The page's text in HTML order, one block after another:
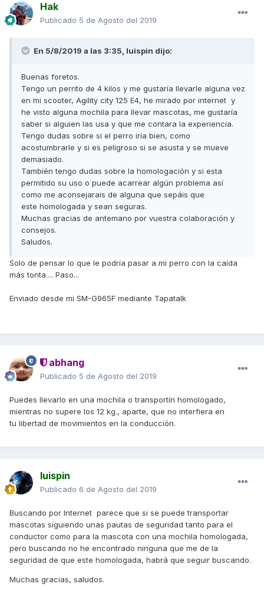
Hak
Publicado 5 de Agosto del 2019
En 5/8/2019 a las 3:35, luispin dijo:
Buenas foretos.
Tengo un perrito de 4 kilos y me gustaría llevarle alguna vez
en mi scooter, Agility city 125 E4, he mirado por internet y
he visto alguna mochila para llevar mascotas, me gustaría
saber si alguien las usa y que me contara la experiencia.
Tengo dudas sobre si el perro iría bien, como
acostumbrarle y si es peligroso si se asusta y se mueve
demasiado.
También tengo dudas sobre la homologación y si esta
permitido su uso o puede acarrear algún problema así
como me aconsejarais de alguna que sepáis que
este homologada y sean seguras.
Muchas gracias de antemano por vuestra colaboración y
consejos.
Saludos.
Solo de pensar lo que le podría pasar a mi perro con la caída
más tonta.... Paso...
Enviado desde mi SM-G965F mediante Tapatalk
abhang
Publicado 5 de Agosto del 2019
Puedes llevarlo en una mochila o transportín homologado,
mientras no supere los 12 kg., aparte, que no interfiera en
tu libertad de movimientos en la conducción.
luispin
Publicado 6 de Agosto del 2019
Buscando por Internet parece que si se puede transportar
mascotas siguiendo unas pautas de seguridad tanto para el
conductor como para la mascota con una mochila homologada,
pero buscando no he encontrado ninguna que me de la
seguridad de que este homologada, habrá que seguir buscando.
Muchas gracias, saludos.